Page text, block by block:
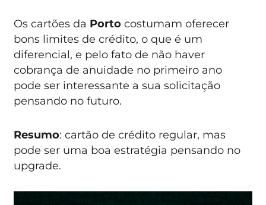
Os cartões da Portocostumam oferecer
bons limites de crédito, o que é um
diferencial, e pelo fato de não haver
cobrança de anuidade no primeiro ano
pode ser interessante a sua solicitação
pensando no futuro.
Resumo: cartão de crédito regular, mas
pode ser uma boa estratégia pensando no
upgrade.